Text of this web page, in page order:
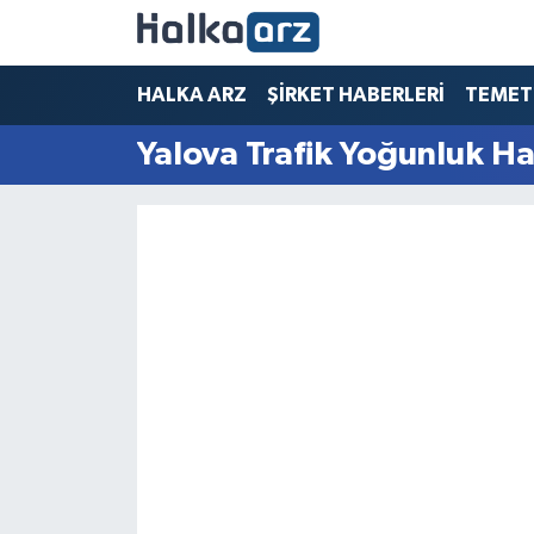
HALKA ARZ ŞİRKET HABERLERİ
Yalova Trafik Yoğunluk
HALKA ARZ
SERMAYE ARTIRIMI